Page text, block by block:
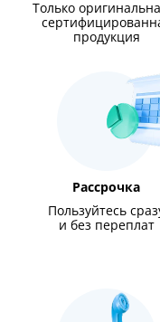
Только
продукция
Рассрочка
Пользуйтесь
и без переплат